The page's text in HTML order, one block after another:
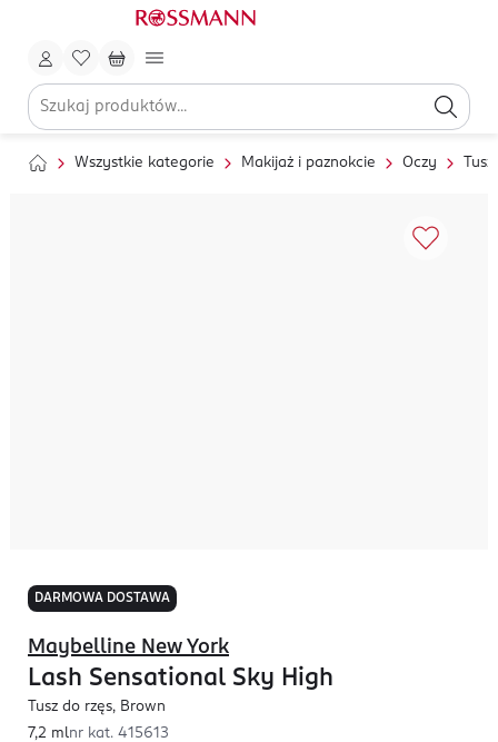
Wszystkie kategorie Makijaż i paznokcie Oczy
DARMOWA DOSTAWA
Maybelline New York
Lash Sensational Sky High
Tusz do rzęs, Brown
7,2 mlnr kat. 415613